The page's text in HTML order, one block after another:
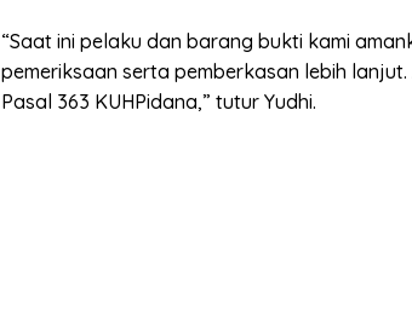
“Saat ini pelaku dan barang bukti kami
pemeriksaan serta pemberkasan lebih
Pasal 363 KUHPidana,” tutur Yudhi.